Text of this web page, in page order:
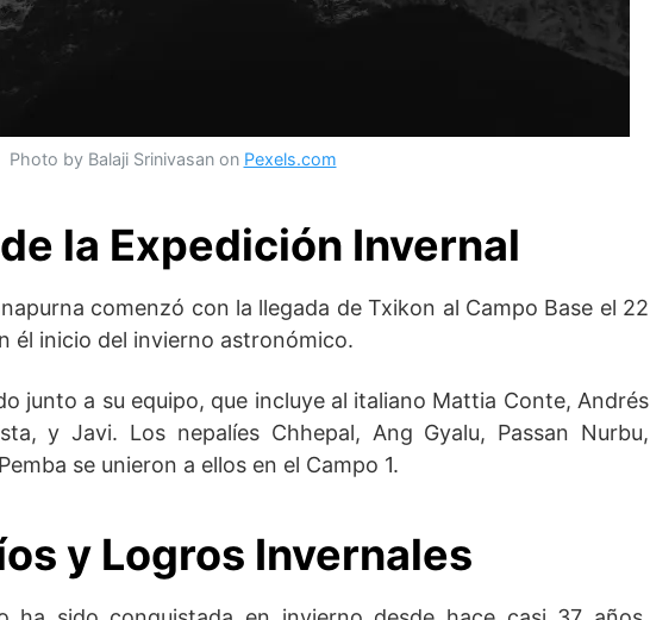
Photo by Balaji Srinivasan on Pexels.com
la Expedición Invernal
comenzó con la llegada de Txikon al Campo Base el 22
él inicio del invierno astronómico.
junto a su equipo, que incluye al italiano Mattia Conte, Andrés
y Javi. Los nepalíes Chhepal, Ang Gyalu, Passan Nurbu,
se unieron a ellos en el Campo 1.
y Logros Invernales